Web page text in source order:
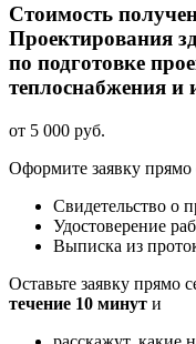
Стоимость
Проектирования
по подготовке
теплоснабжения и
от 5 000 руб.
Оформите заявку прямо
Свидетельство о
Удостоверение
Выписка из
Оставьте заявку прямо
течение 10 минут и